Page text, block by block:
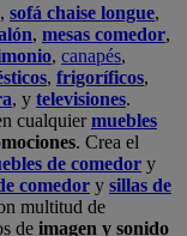
, sofá chaise longue,
, mesas comedor,
, canapés,
, frigoríficos,
, y televisiones.
cualquiermuebles
. Crea el
de comedor y
comedor y sillas de
multitud de
de imagen y sonido